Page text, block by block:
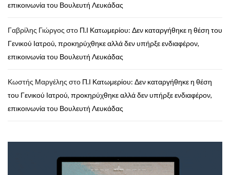
επικοινωνία του Βουλευτή Λευκάδας
Γαβρίλης Γιώργος στο Π.Ι Κατωμερίου: Δεν καταργήθηκε η θέση του
Γενικού Ιατρού, προκηρύχθηκε αλλά δεν υπήρξε ενδιαφέρον,
επικοινωνία του Βουλευτή Λευκάδας
Κωστής Μαργέλης στο Π.Ι Κατωμερίου: Δεν καταργήθηκε η θέση
του Γενικού Ιατρού, προκηρύχθηκε αλλά δεν υπήρξε ενδιαφέρον,
επικοινωνία του Βουλευτή Λευκάδας